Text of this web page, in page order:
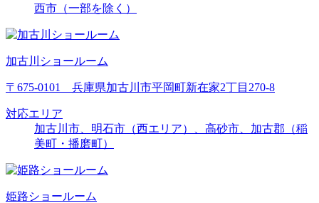
西市（一部を除く）
加古川ショールーム
〒675-0101 兵庫県加古川市平岡町新在家2丁目270-8
対応エリア
加古川市、明石市（西エリア）、高砂市、加古郡（稲
美町・播磨町）
姫路ショールーム